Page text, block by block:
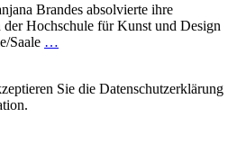
Brandes absolvierte ihre
Hochschule für Kunst und Design
Saale …
Sie die Datenschutzerklärung